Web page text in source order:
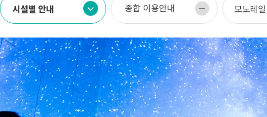
시설별 안내 선택됨 종합 이용안내 모노레